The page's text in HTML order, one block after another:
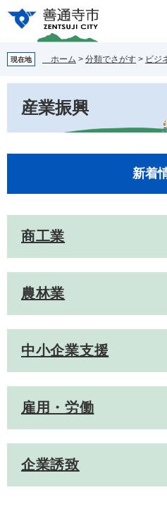
の
先
頭
ー
を
飛
文
現在地 ホーム > 分類でさがす > ビジ
産業振興
新着
商工業
農林業
中小企業支援
雇用・労働
企業誘致